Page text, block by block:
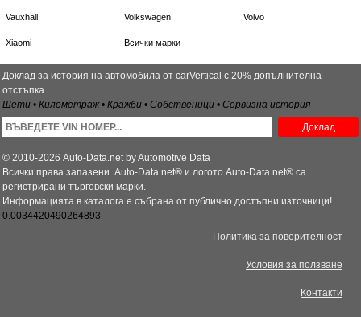
Vauxhall Volkswagen Volvo
Xiaomi Всички марки
Доклад за история на автомобила от carVertical с 20% допълнителна
отстъпка
Щети • Километраж • Кражби • Собственици • Сервизна история
Доклад
© 2010-2026 Auto-Data.net by Automotive Data
Всички права запазени. Auto-Data.net® и логото Auto-Data.net® са
регистрирани търговски марки.
Информацията в каталога е събрана от публично достъпни източници!
0.0034420490264893
Политика за поверителност
Условия за ползване
Контакти